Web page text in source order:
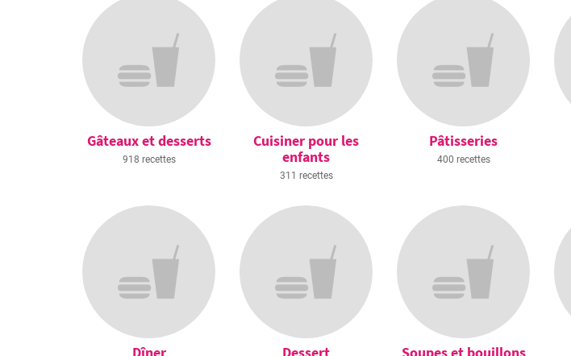
Gâteaux et desserts
918 recettes
Cuisiner pour les
enfants
311 recettes
Pâtisseries
400 recettes
Dîner Dessert Soupes et bouillons